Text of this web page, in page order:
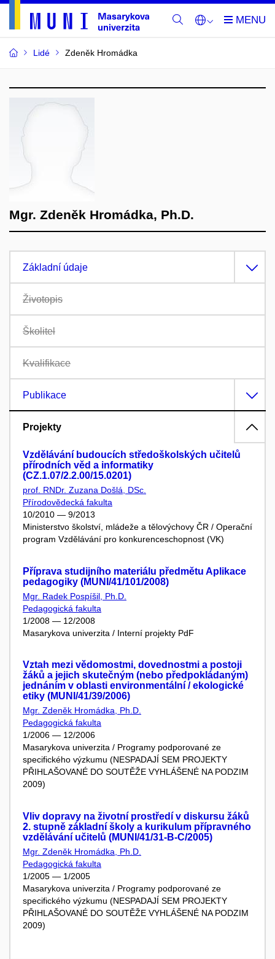
Lidé Zdeněk Hromádka
Mgr. Zdeněk Hromádka, Ph.D.
Základní údaje
Životopis
Školitel
Kvalifikace
Publikace
Projekty
Vzdělávání budoucích středoškolských učitelů
přírodních věd a informatiky
(CZ.1.07/2.2.00/15.0201)
prof. RNDr. Zuzana Došlá, DSc.
Přírodovědecká fakulta
10/2010 — 9/2013
Ministerstvo školství, mládeže a tělovýchovy ČR / Operační
program Vzdělávání pro konkurenceschopnost (VK)
Příprava studijního materiálu předmětu Aplikace
pedagogiky (MUNI/41/101/2008)
Mgr. Radek Pospíšil, Ph.D.
Pedagogická fakulta
1/2008 — 12/2008
Masarykova univerzita / Interní projekty PdF
Vztah mezi vědomostmi, dovednostmi a postoji
žáků a jejich skutečným (nebo předpokládaným)
jednáním v oblasti environmentální / ekologické
etiky (MUNI/41/39/2006)
Mgr. Zdeněk Hromádka, Ph.D.
Pedagogická fakulta
1/2006 — 12/2006
Masarykova univerzita / Programy podporované ze
specifického výzkumu (NESPADAJÍ SEM PROJEKTY
PŘIHLAŠOVANÉ DO SOUTĚŽE VYHLÁŠENÉ NA PODZIM
2009)
Vliv dopravy na životní prostředí v diskursu žáků
2. stupně základní školy a kurikulum přípravného
vzdělávání učitelů (MUNI/41/31-B-C/2005)
Mgr. Zdeněk Hromádka, Ph.D.
Pedagogická fakulta
1/2005 — 1/2005
Masarykova univerzita / Programy podporované ze
specifického výzkumu (NESPADAJÍ SEM PROJEKTY
PŘIHLAŠOVANÉ DO SOUTĚŽE VYHLÁŠENÉ NA PODZIM
2009)